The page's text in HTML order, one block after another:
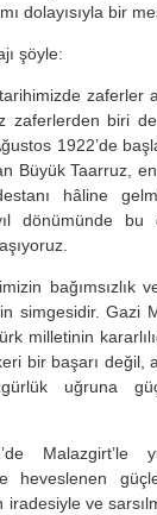
dolayısıyla bir
şöyle:
tarihimizde zaferler
zaferlerden biri
1922’de
Büyük Taarruz,
hâline
dönümünde
bağımsızlık
simgesidir. Gazi
milletinin
bir başarı değil,
uğruna
Malazgirt’le
heveslenen
ve